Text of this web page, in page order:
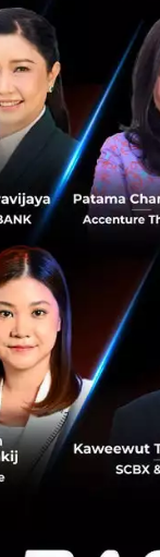
Digital Banking
ธนาคารกรุงเทพ ธนาคา
มูลค่าสินทรัพย์ กำลังมีน
ลดสาขาต่างๆลง โดยมีแ
นี้......
มิถุนายน 15, 2017| By
0
News FinTech
ธนาคารกรุงเทพ จับ
กลุ่มฟินเทคจากทุกมุ
InnoHub’ หวังไทยเป็
มาแล้วอีกหนึ่งธนาคารยั
ตัวโครงการ “Bangkok
ที่เป็นผู้เชี่ยวชาญด้านกา
ขนาดใหญ่ทั่วโลกโดยเ...
PR News Nest PR News